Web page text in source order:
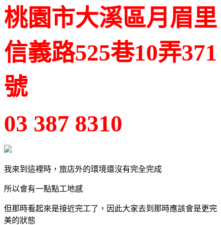
桃園市大溪區月眉里
信義路525巷10弄371
號
03 387 8310
我來到這裡時，旅店外的環境還沒有完全完成
所以會有一點點工地感
但那時看起來是接近完工了，因此大家去到那時應該會是更完
美的狀態